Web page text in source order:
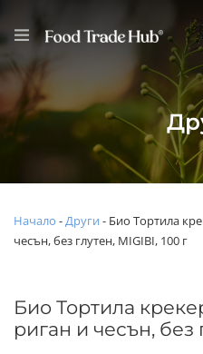
Начало -Други - Био Тортила
чесън, без глутен, MIGIBI, 100 г
Био Тортила
риган и чесън, без